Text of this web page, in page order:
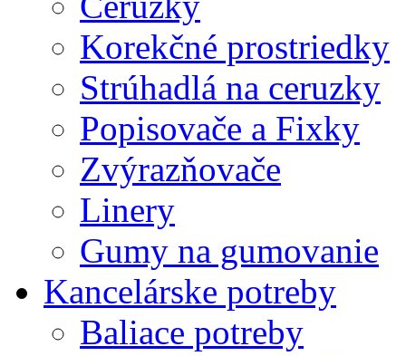
Korekčné prostriedky
Strúhadlá na ceruzky
Popisovače a Fixky
Zvýrazňovače
Linery
Gumy na gumovanie
Kancelárske potreby
Baliace potreby